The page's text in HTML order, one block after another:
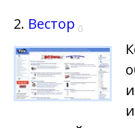
2. Вестор 0